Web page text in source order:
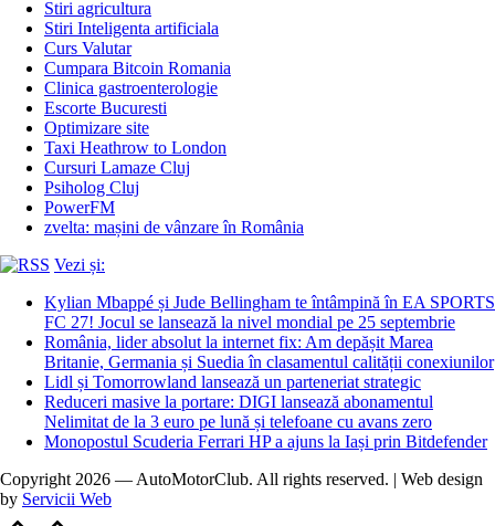
Stiri agricultura
Stiri Inteligenta artificiala
Curs Valutar
Cumpara Bitcoin Romania
Clinica gastroenterologie
Escorte Bucuresti
Optimizare site
Taxi Heathrow to London
Cursuri Lamaze Cluj
Psiholog Cluj
PowerFM
zvelta: mașini de vânzare în România
Vezi și:
Kylian Mbappé și Jude Bellingham te întâmpină în EA SPORTS
FC 27! Jocul se lansează la nivel mondial pe 25 septembrie
România, lider absolut la internet fix: Am depășit Marea
Britanie, Germania și Suedia în clasamentul calității conexiunilor
Lidl și Tomorrowland lansează un parteneriat strategic
Reduceri masive la portare: DIGI lansează abonamentul
Nelimitat de la 3 euro pe lună și telefoane cu avans zero
Monopostul Scuderia Ferrari HP a ajuns la Iași prin Bitdefender
Copyright 2026 — AutoMotorClub. All rights reserved. | Web design
by Servicii Web